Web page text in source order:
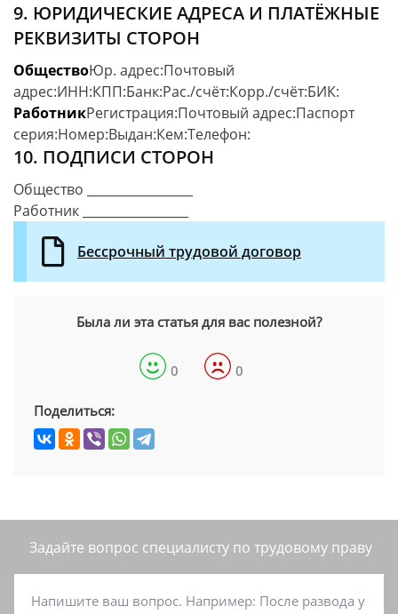
9. ЮРИДИЧЕСКИЕ АДРЕСА И ПЛАТЁЖНЫЕ
РЕКВИЗИТЫ СТОРОН
ОбществоЮр. адрес:Почтовый
адрес:ИНН:КПП:Банк:Рас./счёт:Корр./счёт:БИК:
РаботникРегистрация:Почтовый адрес:Паспорт
серия:Номер:Выдан:Кем:Телефон:
10. ПОДПИСИ СТОРОН
Общество _________________
Работник _________________
Бессрочный трудовой договор
Была ли эта статья для вас полезной?
0 0
Поделиться:
Задайте вопрос специалисту по трудовому праву